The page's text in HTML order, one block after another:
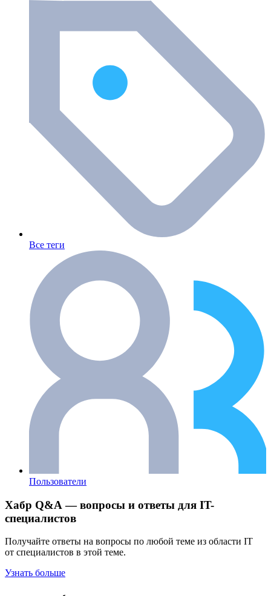
Все теги
Пользователи
Хабр Q&A — вопросы и ответы для IT-
специалистов
Получайте ответы на вопросы по любой теме из области IT
от специалистов в этой теме.
Узнать больше